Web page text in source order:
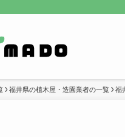
福井県の植木屋・造園業者の一覧 福